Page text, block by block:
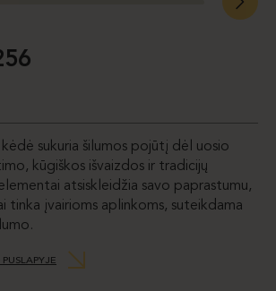
sukuria šilumos pojūtį dėl uosio
kūgiškos išvaizdos ir tradicijų
atsiskleidžia savo paprastumu,
tinka įvairioms aplinkoms, suteikdama